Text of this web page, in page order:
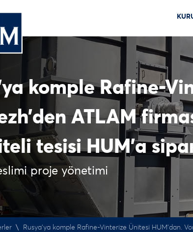
komple Rafine-
ATLAM
tesisi HUM’a
proje yönetimi
\
Rusya’ya komple Rafine-Vinterize Ünitesi HUM’dan.